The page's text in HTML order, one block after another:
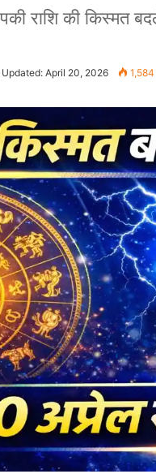
राशि की किस्मत
Updated: April 20, 2026 1,584